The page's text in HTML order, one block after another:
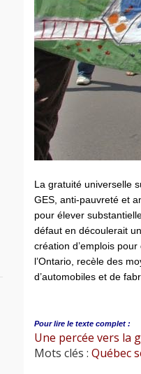
La gratuité universelle
GES, anti-pauvreté et
pour élever
défaut en découlerait
création d’emplois
l’Ontario, recèle des
d’automobiles et de
Pour lire le texte complet :
Une percée vers la
Mots clés : Québec